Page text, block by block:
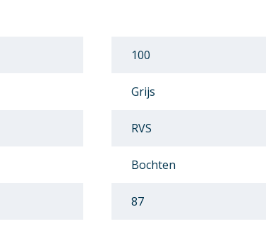
100
Grijs
RVS
Bochten
87